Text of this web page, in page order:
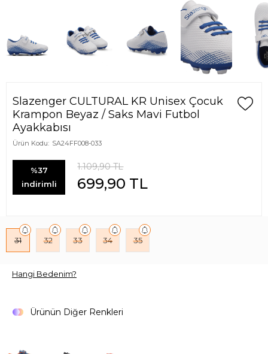
Slazenger CULTURAL KR Unisex Çocuk
Krampon Beyaz / Saks Mavi Futbol
Ayakkabısı
Ürün Kodu: SA24FF008-033
%37
indirimli
1.109,90TL
699,90 TL
31 32 33 34 35
Hangi Bedenim?
Ürünün Diğer Renkleri